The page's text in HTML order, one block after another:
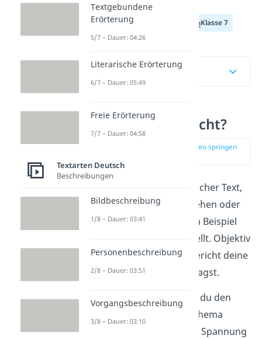
Klasse 5 Klasse 7
Inhaltsübersicht
Was ist ein Bericht?
zur Stelle im Video springen
ist ein sachlicher Text,
derobjektivein Geschehen oder
eine Handlung, wie zum Beispiel
darstellt. Objektiv
bedeutet, dass du im Bericht deine
eigene Meinung nicht sagst.
Mit einem Bericht willst du den
Leser genau über das Thema
, ohne aber Spannung
Textgebundene
Erörterung
5/7 – Dauer: 04:26
Literarische Erörterung
6/7 – Dauer: 05:49
Freie Erörterung
7/7 – Dauer: 04:58
Textarten Deutsch
Beschreibungen
Bildbeschreibung
1/8 – Dauer: 03:41
Personenbeschreibung
2/8 – Dauer: 03:51
Vorgangsbeschreibung
3/8 – Dauer: 03:10